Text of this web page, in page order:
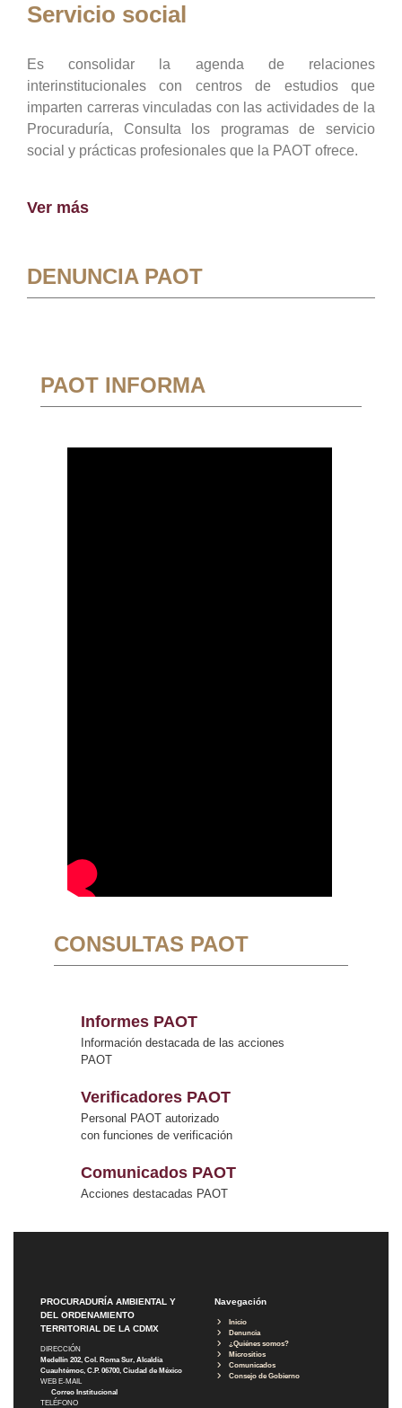
Servicio social
Es consolidar la agenda de relaciones
interinstitucionales con centros de estudios que
imparten carreras vinculadas con las actividades de la
Procuraduría, Consulta los programas de servicio
social y prácticas profesionales que la PAOT ofrece.
Ver más
DENUNCIA PAOT
PAOT INFORMA
CONSULTAS PAOT
Informes PAOT
Información destacada de las acciones
PAOT
Verificadores PAOT
Personal PAOT autorizado
con funciones de verificación
Comunicados PAOT
Acciones destacadas PAOT
PROCURADURÍA AMBIENTAL Y
DEL ORDENAMIENTO
TERRITORIAL DE LA CDMX
DIRECCIÓN
Medellín 202, Col. Roma Sur, Alcaldía
Cuauhtémoc, C.P. 06700, Ciudad de México
WEB E-MAIL
Correo Institucional
TELÉFONO
Navegación
Inicio
Denuncia
¿Quiénes somos?
Micrositios
Comunicados
Consejo de Gobierno